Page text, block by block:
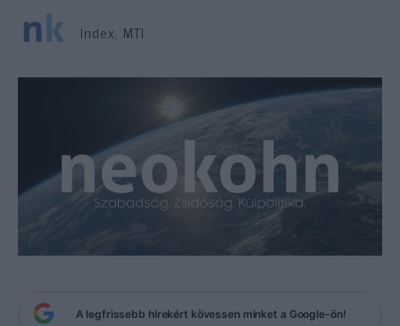
Index, MTI
A legfrissebb hírekért kövessen minket a Google-ön!